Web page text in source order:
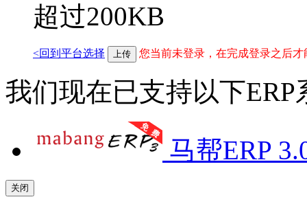
超过200KB
<回到平台选择 上传 您当前未登录，在完成登录之后
我们现在已支持以下
马帮ERP
关闭